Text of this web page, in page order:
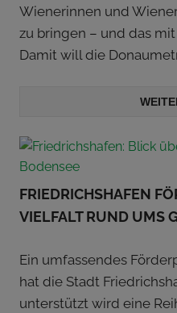
Wienerinnen und
zu bringen – und das
Damit will die
FRIEDRICHSHAFEN
VIELFALT RUND UMS
Ein umfassendes
hat die Stadt
unterstützt wird eine